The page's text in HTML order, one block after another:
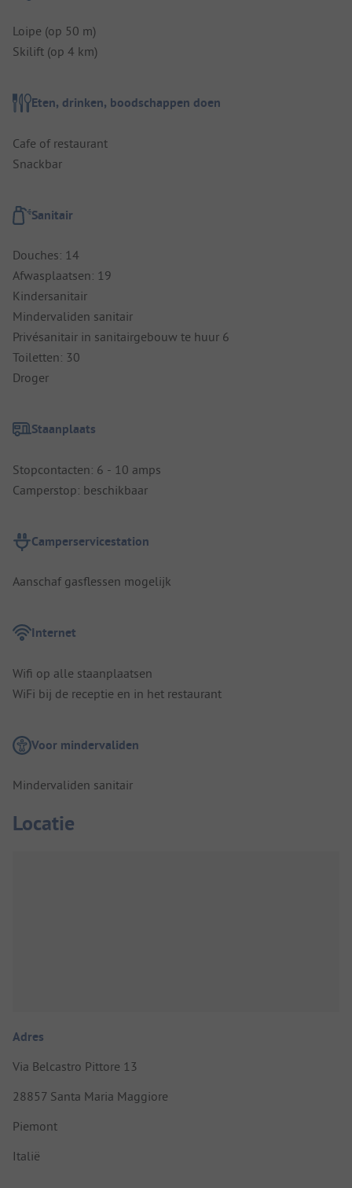
Loipe (op 50 m)
Skilift (op 4 km)
Eten, drinken, boodschappen doen
Cafe of restaurant
Snackbar
Sanitair
Douches: 14
Afwasplaatsen: 19
Kindersanitair
Mindervaliden sanitair
Privésanitair in sanitairgebouw te huur 6
Toiletten: 30
Droger
Staanplaats
Stopcontacten: 6 - 10 amps
Camperstop: beschikbaar
Camperservicestation
Aanschaf gasflessen mogelijk
Internet
Wifi op alle staanplaatsen
WiFi bij de receptie en in het restaurant
Voor mindervaliden
Mindervaliden sanitair
Locatie
Adres
Via Belcastro Pittore 13
28857 Santa Maria Maggiore
Piemont
Italië